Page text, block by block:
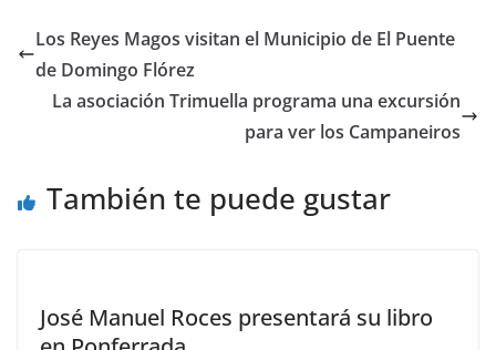
Los Reyes Magos visitan el Municipio de El Puente
de Domingo Flórez
La asociación Trimuella programa una excursión
para ver los Campaneiros
También te puede gustar
José Manuel Roces presentará su libro